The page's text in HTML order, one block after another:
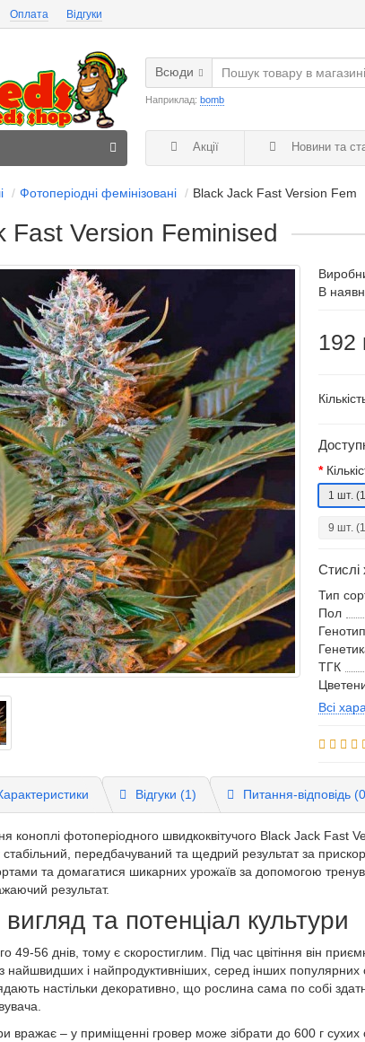
Оплата Відгуки
Всюди
Наприклад: bomb
Акції Новини та
Фотоперіодні фемінізовані Black Jack Fast Version Fem
Fast Version Feminised
В
192
1 шт.
9 шт.
Стислі
Тип
Пол
Генотип
ТГК
Всі
Відгуки (1) Питання-відповідь
коноплі фотоперіодного швидкоквітучого Black Jack
у стабільний, передбачуваний та щедрий результат за
та домагатися шикарних урожаїв за допомогою
результат.
вигляд та потенціал культури
49-56 днів, тому є скоростиглим. Під час цвітіння він
найшвидших і найпродуктивніших, серед інших
настільки декоративно, що рослина сама по собі
вражає – у приміщенні гровер може зібрати до 600 г